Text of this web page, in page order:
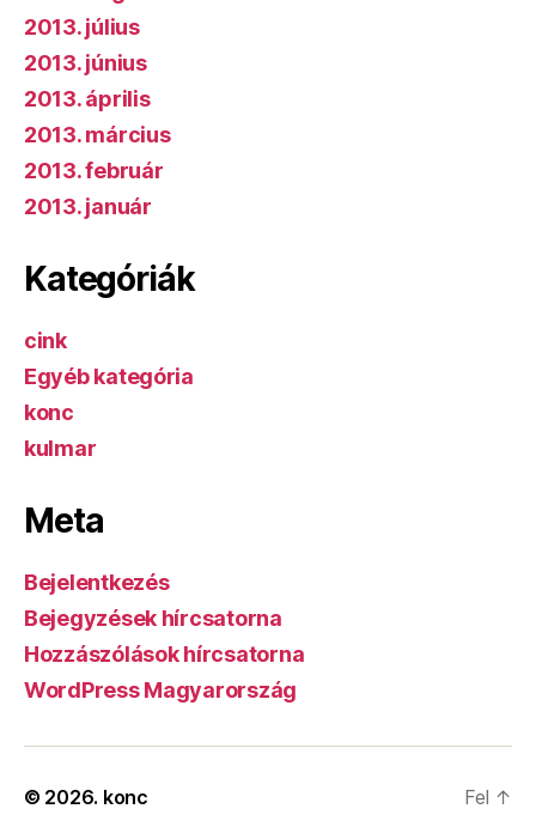
2013. július
2013. június
2013. április
2013. március
2013. február
2013. január
Kategóriák
cink
Egyéb kategória
konc
kulmar
Meta
Bejelentkezés
Bejegyzések hírcsatorna
Hozzászólások hírcsatorna
WordPress Magyarország
© 2026. konc Fel ↑